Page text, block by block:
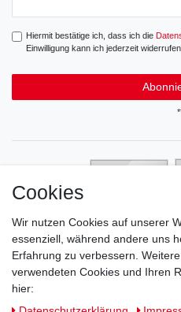
Hiermit bestätige ich, dass ich die
Einwilligung kann ich jederzeit
Cookies
Wir nutzen Cookies auf unserer
essenziell, während andere uns
Erfahrung zu verbessern.
verwendeten Cookies und Ihren
hier: